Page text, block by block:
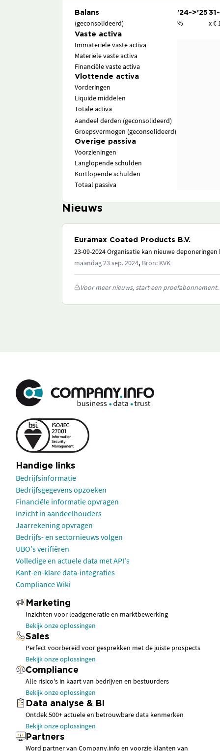
Balans '24->'25
(geconsolideerd) % x €
Vaste activa
Immateriële vaste activa
Materiële vaste activa
Financiële vaste activa
Vlottende activa
Vorderingen
Liquide middelen
Totale activa
Aandeel derden (geconsolideerd)
Groepsvermogen (geconsolideerd)
Overige passiva
Voorzieningen
Langlopende schulden
Kortlopende schulden
Totaal passiva
Nieuws
Euramax Coated Products B.V.
23-09-2024 Organisatie kan nieuwe
maandag 23 sep. 2024, Bron: KVK
Voor meer nieuws, start een proefabonnement.
Handige links
Bedrijfsinformatie
Bedrijfsgegevens opzoeken
Financiële informatie opvragen
Inzicht in aandeelhouders
Jaarrekening opvragen
Bedrijfs- en sectornieuws volgen
UBO's verifiëren
Volledige en actuele data met API's
Kant-en-klare data-integraties
Compliance Wiki
Marketing
Inzichten voor leadgeneratie en marktbewerking
Bekijk onze oplossingen
Sales
Perfect voorbereid voor gesprekken met de juiste prospects
Bekijk onze oplossingen
Compliance
Alle risico's in kaart van bedrijven en bestuurders
Bekijk onze oplossingen
Data analyse & BI
Ontdek 500+ actuele en betrouwbare data kenmerken
Bekijk onze oplossingen
Partners
Word partner van Company.info en voorzie klanten van